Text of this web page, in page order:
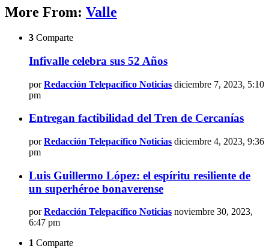
More From: Valle
3 Comparte
Infivalle celebra sus 52 Años
por Redacción Telepacífico Noticias diciembre 7, 2023, 5:10
pm
Entregan factibilidad del Tren de Cercanías
por Redacción Telepacífico Noticias diciembre 4, 2023, 9:36
pm
Luis Guillermo López: el espíritu resiliente de
un superhéroe bonaverense
por Redacción Telepacífico Noticias noviembre 30, 2023,
6:47 pm
1 Comparte